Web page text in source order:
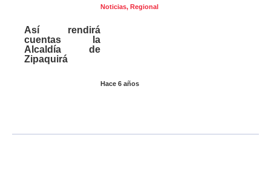
Noticias, Regional
Hace 6 años
Así rendirá
cuentas la
Alcaldía de
Zipaquirá